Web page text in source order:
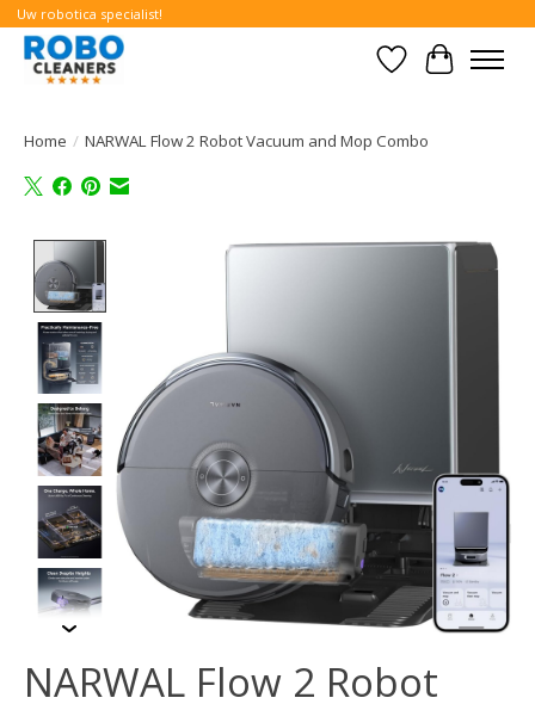
Uw robotica specialist!
Verlanglijst
Home / NARWAL Flow 2 Robot Vacuum and Mop Combo
Product image slideshow Items
NARWAL Flow 2 Robot